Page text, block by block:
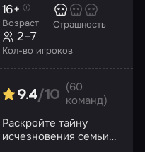
Возраст
16+
Страшность
Кол-во игроков
2–7
9.4/10
(60
команд)
Раскройте тайну
исчезновения семьи